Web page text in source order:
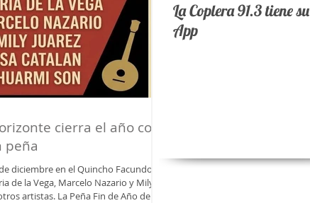
cierra el año con
peña
diciembre en el Quincho Facundo 2
de la Vega, Marcelo Nazario y Mily
artistas. La Peña Fin de Año de
La Coplera 91.3 tiene su
App